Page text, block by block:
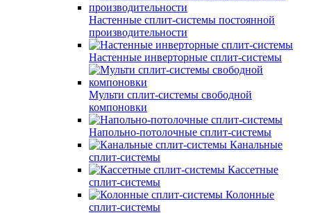
Настенные сплит-системы постоянной
производительности
Настенные инверторные сплит-системы
Мульти сплит-системы свободной
компоновки
Напольно-потолочные сплит-системы
Канальные
сплит-системы
Кассетные
сплит-системы
Колонные
сплит-системы